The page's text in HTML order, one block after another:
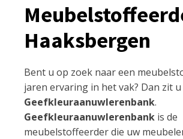
Haaksbergen
Bent u op zoek naar een
jaren ervaring in het vak? Dan zit
Geefkleuraanuwlerenbank.
Geefkleuraanuwlerenbank is de
meubelstoffeerder die uw